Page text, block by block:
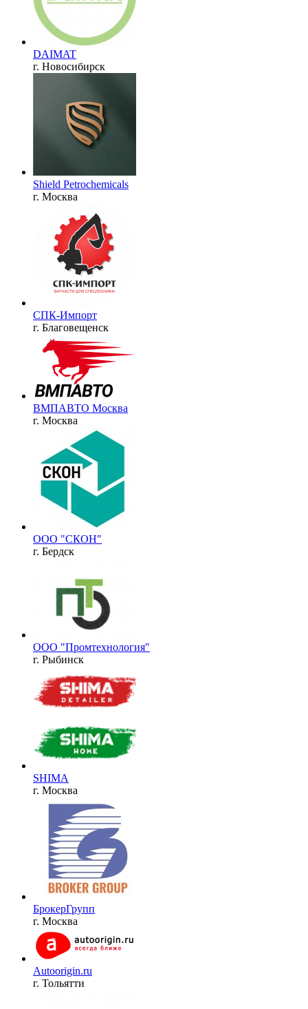
DAIMAT
г. Новосибирск
Shield Petrochemicals
г. Москва
СПК-Импорт
г. Благовещенск
ВМПАВТО Москва
г. Москва
ООО "СКОН"
г. Бердск
ООО "Промтехнология"
г. Рыбинск
SHIMA
г. Москва
БрокерГрупп
г. Москва
Autoorigin.ru
г. Тольятти